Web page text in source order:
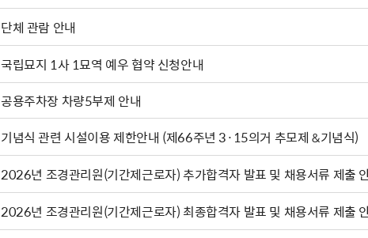
단체 관람 안내
국립묘지 1사 1묘역 예우 협약 신청안내
공용주차장 차량5부제 안내
기념식 관련 시설이용 제한안내 (제66주년 3·15의거 추모제 &기념식)
2026년 조경관리원(기간제근로자) 추가합격자 발표 및 채용서류 제출
2026년 조경관리원(기간제근로자) 최종합격자 발표 및 채용서류 제출